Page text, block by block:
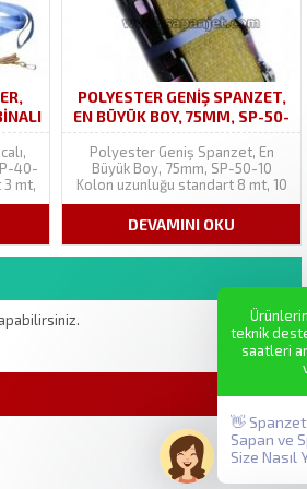
40-
mt,
POLYESTER GENIŞ SPANZET,
EN BÜYÜK BOY, 75MM, SP-50-
10
Polyester Geniş Spanzet, En
Büyük Boy, 75mm, SP-50-10
Kolon uzunluğu standart 8 mt, 10
mt veya 12mt’dir. Kolon
metrajında oynama yapabiliriz.
Bant (kolon) genişliği 75 mmdir.
Ürüne endüstriyel polyester
160 grdır. Kolon rengi talep
halinde değiştirilebilir....
DEVAMINI OKU
teknik
saatleri
👋 Spanzet
Sapan ve
Size Nasıl